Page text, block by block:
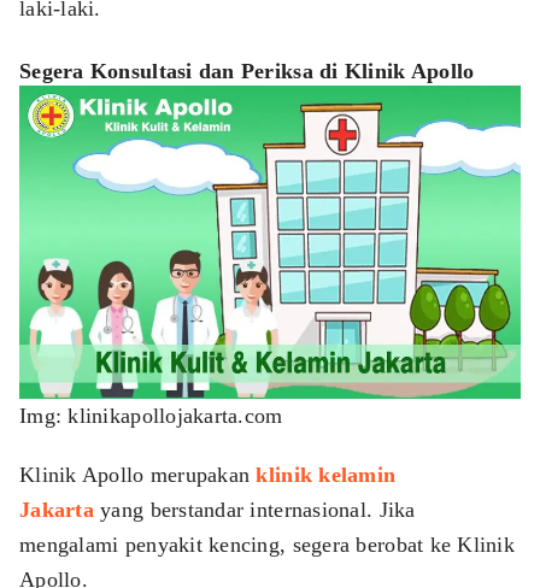
laki-laki.
Segera Konsultasi dan Periksa di Klinik Apollo
Img: klinikapollojakarta.com
Klinik Apollo merupakanklinik kelamin
Jakartayang berstandar internasional. Jika
mengalami penyakit kencing, segera berobat ke Klinik
Apollo.